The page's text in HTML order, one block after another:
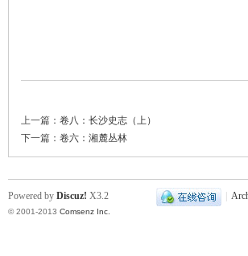
上一篇： 卷八：长沙史志（上）
下一篇： 卷六：湘麓丛林
Powered by Discuz! X3.2
© 2001-2013 Comsenz Inc.